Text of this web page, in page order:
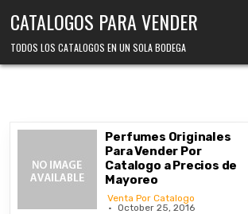
CATALOGOS PARA VENDER
TODOS LOS CATALOGOS EN UN SOLA BODEGA
Perfumes Originales
Para Vender Por
Catalogo a Precios de
Mayoreo
Venta Por Catalogo
October 25, 2016